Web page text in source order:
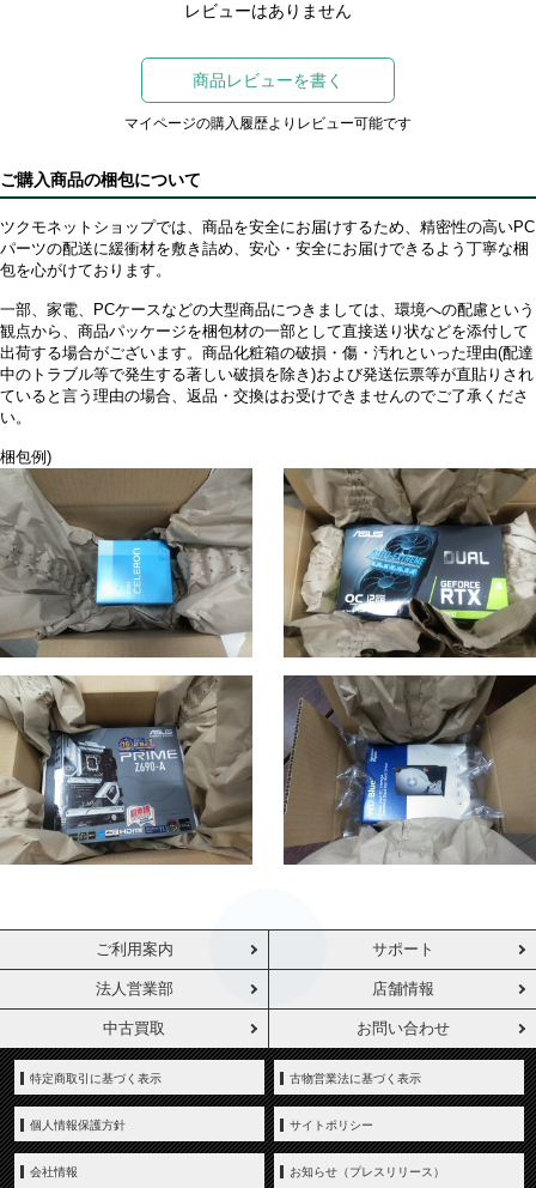
レビューはありません
商品レビューを書く
マイページの購入履歴よりレビュー可能です
ご購入商品の梱包について
ツクモネットショップでは、商品を安全にお届けするため、精密性の高いPC
パーツの配送に緩衝材を敷き詰め、安心・安全にお届けできるよう丁寧な梱
包を心がけております。
一部、家電、PCケースなどの大型商品につきましては、環境への配慮という
観点から、商品パッケージを梱包材の一部として直接送り状などを添付して
出荷する場合がございます。商品化粧箱の破損・傷・汚れといった理由(配達
中のトラブル等で発生する著しい破損を除き)および発送伝票等が直貼りされ
ていると言う理由の場合、返品・交換はお受けできませんのでご了承くださ
い。
梱包例)
ご利用案内 サポート
法人営業部 店舗情報
中古買取 お問い合わせ
特定商取引に基づく表示 古物営業法に基づく表示
個人情報保護方針 サイトポリシー
会社情報 お知らせ（プレスリリース）